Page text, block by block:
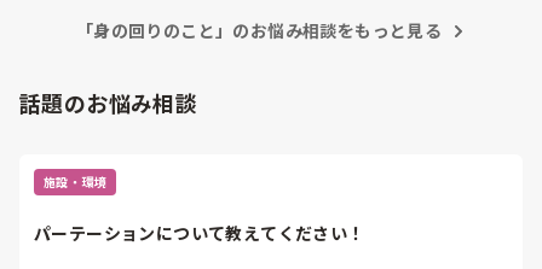
「身の回りのこと」のお悩み相談をもっと見る
話題のお悩み相談
施設・環境
パーテーションについて教えてください！